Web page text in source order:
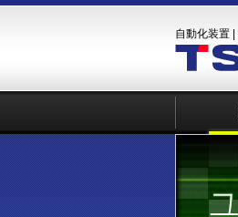
自動化装置